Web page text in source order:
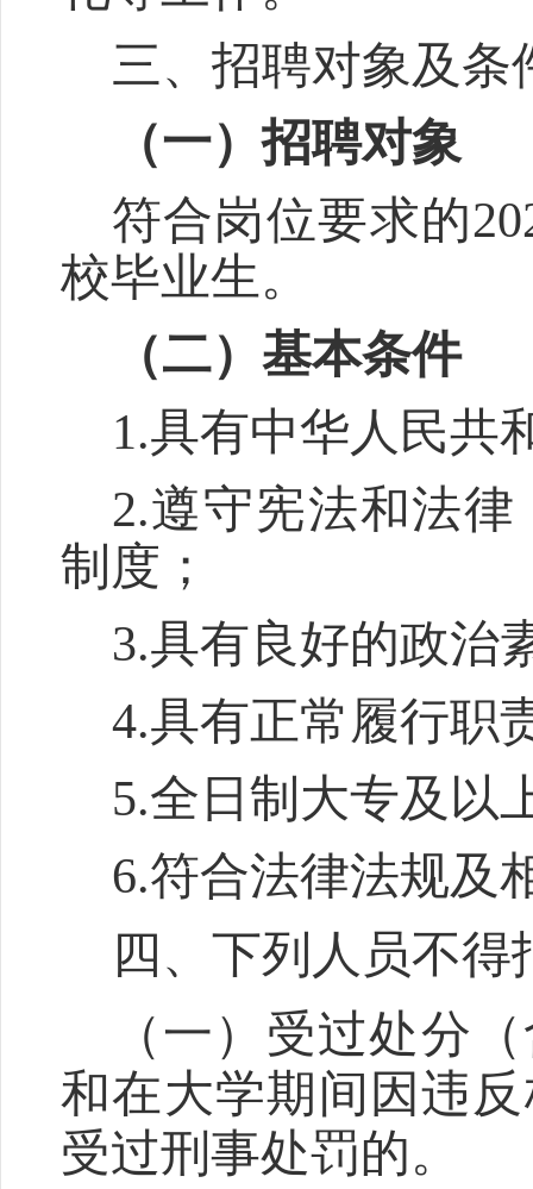
三、招聘对象及条
（一）招聘对象
符合岗位要求的
校毕业生。
（二）基本条件
1.具有中华人民共
2.遵守宪法和法
制度；
3.具有良好的政治
4.具有正常履行职
5.全日制大专及以
6.符合法律法规及
四、下列人员不得
（一） 受过处分
和在大学期间因违
受过刑事处罚的。